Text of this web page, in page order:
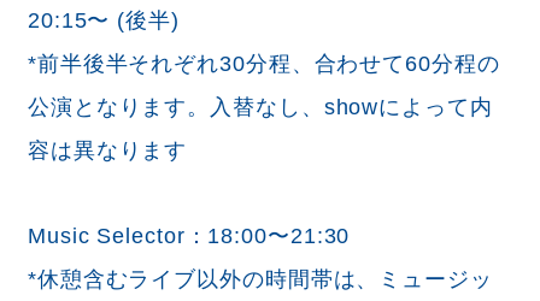
20:15〜 (後半)
*前半後半それぞれ30分程、合わせて60分程の
公演となります。入替なし、showによって内
容は異なります
Music Selector：18:00〜21:30
*休憩含むライブ以外の時間帯は、ミュージッ